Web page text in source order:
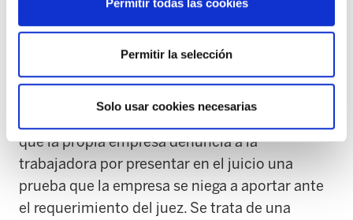
Permitir la selección
Solo usar cookies necesarias
El último episodio vivido en la empresa supone
un salto cualitativo en la política empresarial
de Mercadona: ha despedido a una trabajadora
que se encontraba de baja por defender su
que la propia empresa denuncia a la
trabajadora por presentar en el juicio una
prueba que la empresa se niega a aportar ante
el requerimiento del juez. Se trata de una